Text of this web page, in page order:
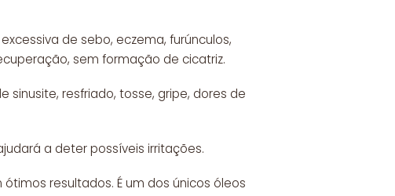
de sebo, eczema, furúnculos,
sem formação de cicatriz.
resfriado, tosse, gripe, dores de
a deter possíveis irritações.
resultados. É um dos únicos óleos